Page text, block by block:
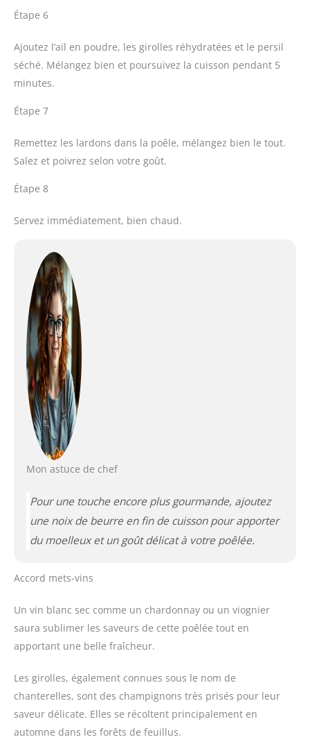
Étape 6
Ajoutez l’ail en poudre, les girolles réhydratées et le persil
séché. Mélangez bien et poursuivez la cuisson pendant 5
minutes.
Étape 7
Remettez les lardons dans la poêle, mélangez bien le tout.
Salez et poivrez selon votre goût.
Étape 8
Servez immédiatement, bien chaud.
Mon astuce de chef
Pour une touche encore plus gourmande, ajoutez
une noix de beurre en fin de cuisson pour apporter
du moelleux et un goût délicat à votre poêlée.
Accord mets-vins
Un vin blanc sec comme un chardonnay ou un viognier
saura sublimer les saveurs de cette poêlée tout en
apportant une belle fraîcheur.
Les girolles, également connues sous le nom de
chanterelles, sont des champignons très prisés pour leur
saveur délicate. Elles se récoltent principalement en
automne dans les forêts de feuillus.